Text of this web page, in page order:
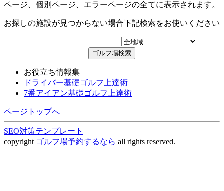
ページ、個別ページ、エラーページの全てに表示されます。
お探しの施設が見つからない場合下記検索をお使いください
お役立ち情報集
ドライバー基礎ゴルフ上達術
7番アイアン基礎ゴルフ上達術
ページトップへ
SEO対策テンプレート
copyright ゴルフ場予約するなら all rights reserved.